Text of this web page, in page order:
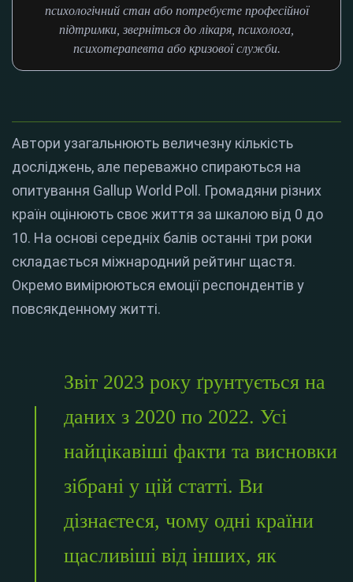
психологічний стан або потребуєте професійної
підтримки, зверніться до лікаря, психолога,
психотерапевта або кризової служби.
Автори узагальнюють величезну кількість
досліджень, але переважно спираються на
опитування Gallup World Poll. Громадяни різних
країн оцінюють своє життя за шкалою від 0 до
10. На основі середніх балів останні три роки
складається міжнародний рейтинг щастя.
Окремо вимірюються емоції респондентів у
повсякденному житті.
Звіт 2023 року ґрунтується на
даних з 2020 по 2022. Усі
найцікавіші факти та висновки
зібрані у цій статті. Ви
дізнаєтеся, чому одні країни
щасливіші від інших, як